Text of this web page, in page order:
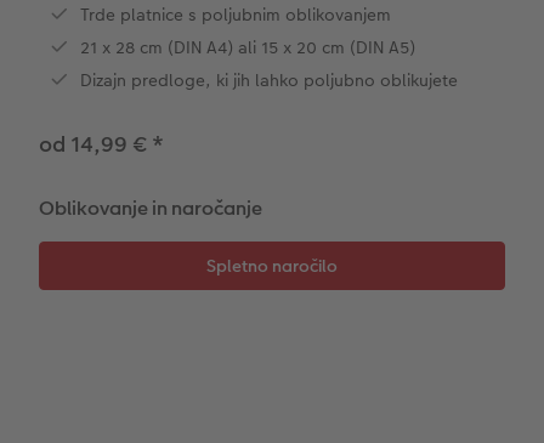
Normalna obdelava fotografij
Škatle za shranjevanje fotografij
Paketi fotografij
Fotonalepke
CEWE TAKOJŠNJI NATIS FOTOGRAFIJ
Letvica za poster
Hexxas
Fotografija na lesu
Večdelna dekoracija sten
Foto kolaži
Tekstil
Umetniške fotografije
Fotokoledarji
Otroška CEWE FOTOKNJIGA
Trde platnice s poljubnim oblikovanjem
21 x 28 cm (DIN A4) ali 15 x 20 cm (DIN A5)
Dizajn predloge, ki jih lahko poljubno oblikujete
od 14,99 € *
Oblikovanje in naročanje